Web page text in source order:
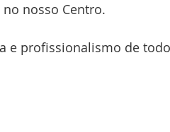
nosso Centro.
e profissionalismo de